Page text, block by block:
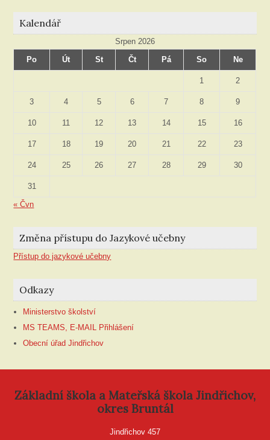
Kalendář
Srpen 2026
Po
Út St Čt Pá So Ne
1 2
3 4 5 6 7 8 9
10 11 12 13 14 15 16
17 18 19 20 21 22 23
24 25 26 27 28 29 30
31
« Čvn
Změna přístupu do Jazykové učebny
Přístup do jazykové učebny
Odkazy
Ministerstvo školství
MS TEAMS, E-MAIL Přihlášení
Obecní úřad Jindřichov
Základní škola a Mateřská škola Jindřichov,
okres Bruntál
Jindřichov 457